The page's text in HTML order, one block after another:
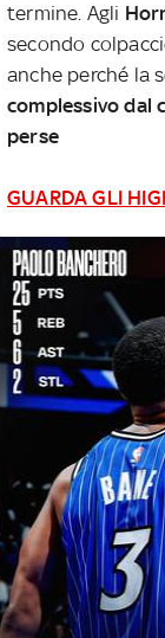
termine. Agli
secondo
anche perché la
complessivo dal
perse
GUARDA GLI